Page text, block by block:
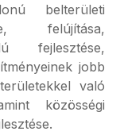
belterületi
felújítása,
fejlesztése,
jobb
való
közösségi